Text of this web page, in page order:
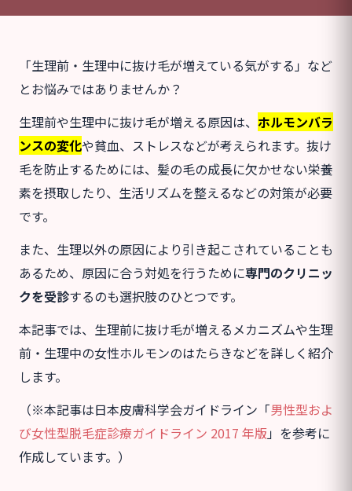
「生理前・生理中に抜け毛が増えている気がする」など
とお悩みではありませんか？
生理前や生理中に抜け毛が増える原因は、 ホルモンバラ
ンスの変化や貧血、ストレスなどが考えられます。抜け
毛を防止するためには、髪の毛の成長に欠かせない栄養
素を摂取したり、生活リズムを整えるなどの対策が必要
です。
また、生理以外の原因により引き起こされていることも
あるため、原因に合う対処を行うために専門のクリニッ
クを受診するのも選択肢のひとつです。
本記事では、生理前に抜け毛が増えるメカニズムや生理
前・生理中の女性ホルモンのはたらきなどを詳しく紹介
します。
（※本記事は日本皮膚科学会ガイドライン「男性型およ
び女性型脱毛症診療ガイドライン 2017 年版」を参考に
作成しています。）